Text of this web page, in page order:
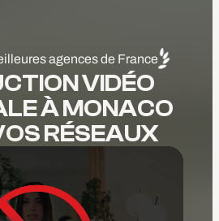
agences de France
VIDÉO
À MONACO
RÉSEAUX